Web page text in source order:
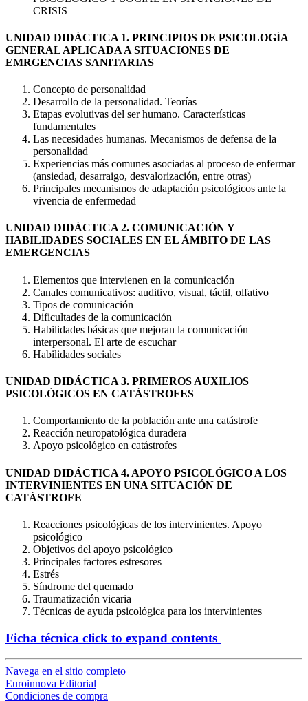
CRISIS
UNIDAD DIDÁCTICA 1. PRINCIPIOS DE PSICOLOGÍA
GENERAL APLICADA A SITUACIONES DE
EMRGENCIAS SANITARIAS
Concepto de personalidad
Desarrollo de la personalidad. Teorías
Etapas evolutivas del ser humano. Características
fundamentales
Las necesidades humanas. Mecanismos de defensa de la
personalidad
Experiencias más comunes asociadas al proceso de enfermar
(ansiedad, desarraigo, desvalorización, entre otras)
Principales mecanismos de adaptación psicológicos ante la
vivencia de enfermedad
UNIDAD DIDÁCTICA 2. COMUNICACIÓN Y
HABILIDADES SOCIALES EN EL ÁMBITO DE LAS
EMERGENCIAS
Elementos que intervienen en la comunicación
Canales comunicativos: auditivo, visual, táctil, olfativo
Tipos de comunicación
Dificultades de la comunicación
Habilidades básicas que mejoran la comunicación
interpersonal. El arte de escuchar
Habilidades sociales
UNIDAD DIDÁCTICA 3. PRIMEROS AUXILIOS
PSICOLÓGICOS EN CATÁSTROFES
Comportamiento de la población ante una catástrofe
Reacción neuropatológica duradera
Apoyo psicológico en catástrofes
UNIDAD DIDÁCTICA 4. APOYO PSICOLÓGICO A LOS
INTERVINIENTES EN UNA SITUACIÓN DE
CATÁSTROFE
Reacciones psicológicas de los intervinientes. Apoyo
psicológico
Objetivos del apoyo psicológico
Principales factores estresores
Estrés
Síndrome del quemado
Traumatización vicaria
Técnicas de ayuda psicológica para los intervinientes
Ficha técnica click to expand contents
Navega en el sitio completo
Euroinnova Editorial
Condiciones de compra